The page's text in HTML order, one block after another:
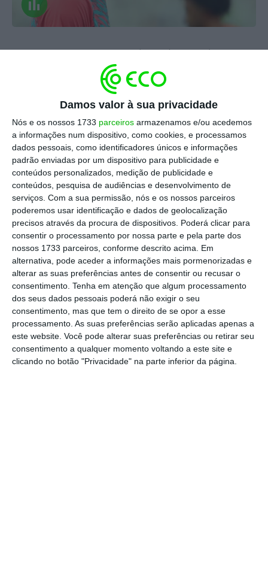
Damos valor à sua privacidade
Nós e os nossos 1733 parceiros armazenamos e/ou acedemos
a informações num dispositivo, como cookies, e processamos
dados pessoais, como identificadores únicos e informações
padrão enviadas por um dispositivo para publicidade e
conteúdos personalizados, medição de publicidade e
conteúdos, pesquisa de audiências e desenvolvimento de
serviços. Com a sua permissão, nós e os nossos parceiros
poderemos usar identificação e dados de geolocalização
precisos através da procura de dispositivos. Poderá clicar para
consentir o processamento por nossa parte e pela parte dos
nossos 1733 parceiros, conforme descrito acima. Em
alternativa, pode aceder a informações mais pormenorizadas e
alterar as suas preferências antes de consentir ou recusar o
consentimento. Tenha em atenção que algum processamento
dos seus dados pessoais poderá não exigir o seu
consentimento, mas que tem o direito de se opor a esse
processamento. As suas preferências serão aplicadas apenas a
este website. Você pode alterar suas preferências ou retirar seu
consentimento a qualquer momento voltando a este site e
clicando no botão "Privacidade" na parte inferior da página.
FIFA responde que “ninguém está a
vender o futebol”
31 Julho 2026
ERC arquiva processo de
contraordenação à LiveModeTV
Rafael Correia,30 Julho 2026